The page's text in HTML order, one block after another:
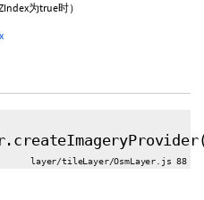
为true时）
layer/tileLayer/OsmLayer.js 88